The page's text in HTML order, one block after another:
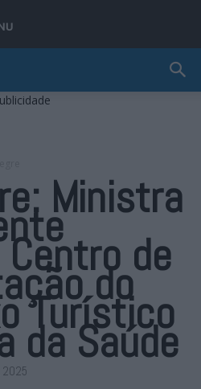
Ministra
de
do
Turístico
da Saúde
2025